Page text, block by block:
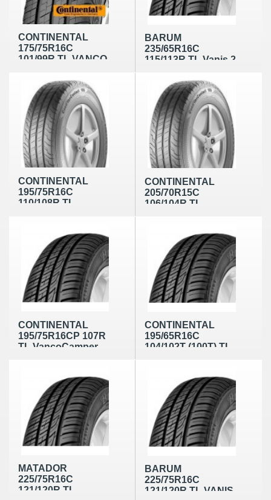
CONTINENTAL
175/75R16C
101/99R TL VANCO
BARUM
235/65R16C
115/113R TL Vanis 2
CONTINENTAL
195/75R16C
110/108R TL
CONTINENTAL
205/70R15C
106/104R TL
CONTINENTAL
195/75R16CP 107R
TL VancoCamper
CONTINENTAL
195/65R16C
104/102T (100T) TL
MATADOR
225/75R16C
121/120R TL
BARUM
225/75R16C
121/120R TL VANIS